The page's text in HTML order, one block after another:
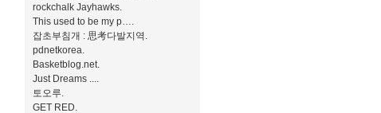
rockchalk Jayhawks.
This used to be my p….
잡초부침개 : 思考다발지역.
pdnetkorea.
Basketblog.net.
Just Dreams ....
토오루.
GET RED.